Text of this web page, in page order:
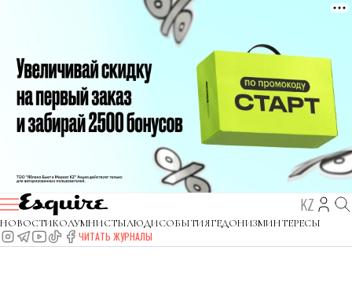
KZ
НОВОСТИКОЛУМНИСТЫЛЮДИСОБЫТИЯГЕДОНИЗМИНТЕРЕСЫ
ЧИТАТЬ ЖУРНАЛЫ